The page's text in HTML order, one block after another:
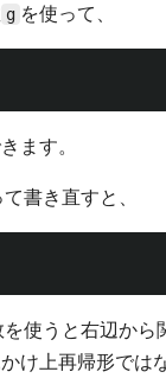
g を使って、
ます。
書き直すと、
使うと右辺から
け上再帰形では